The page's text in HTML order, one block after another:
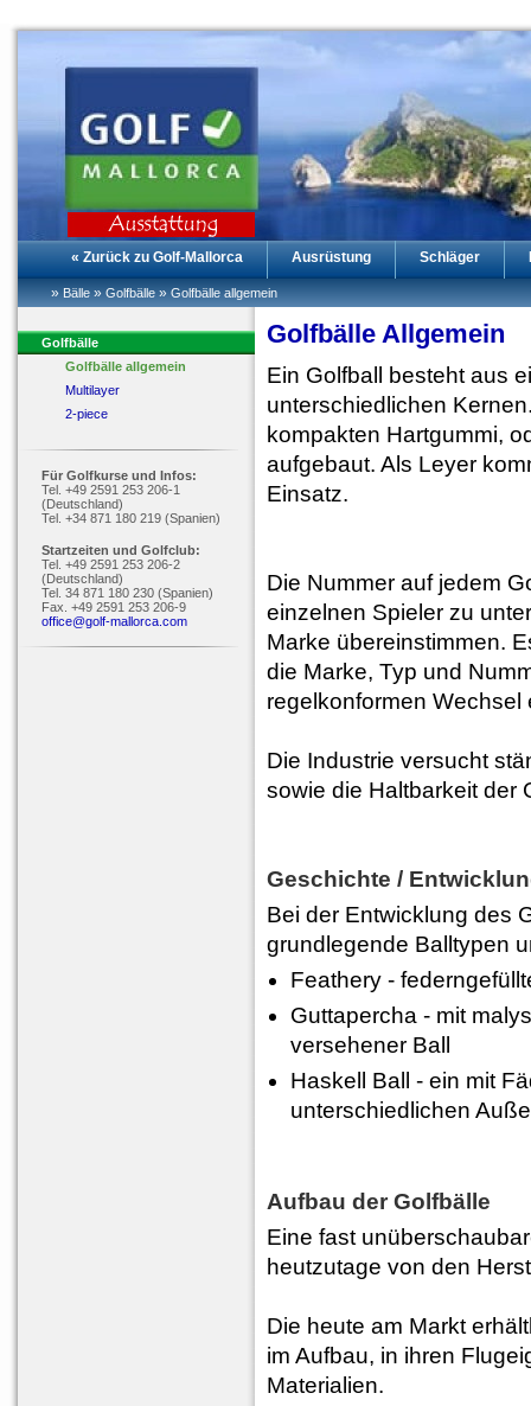
« Zurück zu Golf-Mallorca Ausrüstung Schläger
» Bälle » Golfbälle » Golfbälle allgemein
Golfbälle
Golfbälle allgemein
Multilayer
2-piece
Für Golfkurse und Infos:
Tel. +49 2591 253 206-1
(Deutschland)
Tel. +34 871 180 219 (Spanien)
Startzeiten und Golfclub:
Tel. +49 2591 253 206-2
(Deutschland)
Tel. 34 871 180 230 (Spanien)
Fax. +49 2591 253 206-9
office@golf-mallorca.com
Golfbälle Allgemein
Ein Golfball besteht aus
unterschiedlichen
kompakten Hartgummi,
aufgebaut. Als Leyer
Einsatz.
Die Nummer auf jedem
einzelnen Spieler zu
Marke übereinstimmen.
die Marke, Typ und
regelkonformen
Die Industrie versucht
sowie die Haltbarkeit der
Geschichte /
Bei der Entwicklung des
grundlegende Balltypen
Feathery -
Guttapercha - mit
versehener Ball
Haskell Ball - ein mit
unterschiedlichen
Aufbau der Golfbälle
Eine fast
heutzutage von den
Die heute am Markt
im Aufbau, in ihren
Materialien.